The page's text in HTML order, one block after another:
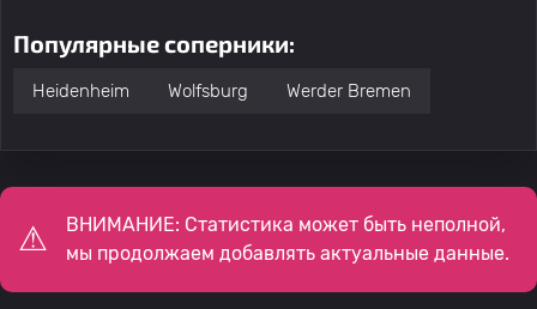
Популярные соперники:
Heidenheim Wolfsburg Werder Bremen
ВНИМАНИЕ: Статистика может быть неполной,
мы продолжаем добавлять актуальные данные.